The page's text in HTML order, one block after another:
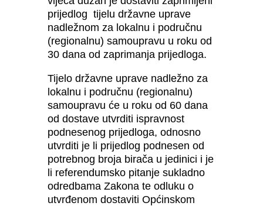
prijedlog tijelu državne uprave
nadležnom za lokalnu i područnu
(regionalnu) samoupravu u roku od
30 dana od zaprimanja prijedloga.
Tijelo državne uprave nadležno za
lokalnu i područnu (regionalnu)
samoupravu će u roku od 60 dana
od dostave utvrditi ispravnost
podnesenog prijedloga, odnosno
utvrditi je li prijedlog podnesen od
potrebnog broja birača u jedinici i je
li referendumsko pitanje sukladno
odredbama Zakona te odluku o
utvrđenom dostaviti Općinskom